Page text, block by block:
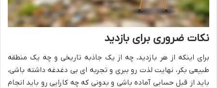
نکات ضروری برای بازدید
برای اینکه از هر بازدید، چه از یک جاذبه تاریخی و چه یک منطقه
طبیعی بکر، نهایت لذت رو ببری و تجربه ای بی دغدغه داشته باشی،
باید از قبل حسابی آماده باشی و بدونی که چه کارایی رو باید انجام